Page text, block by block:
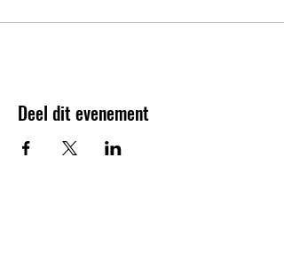
Deel dit evenement